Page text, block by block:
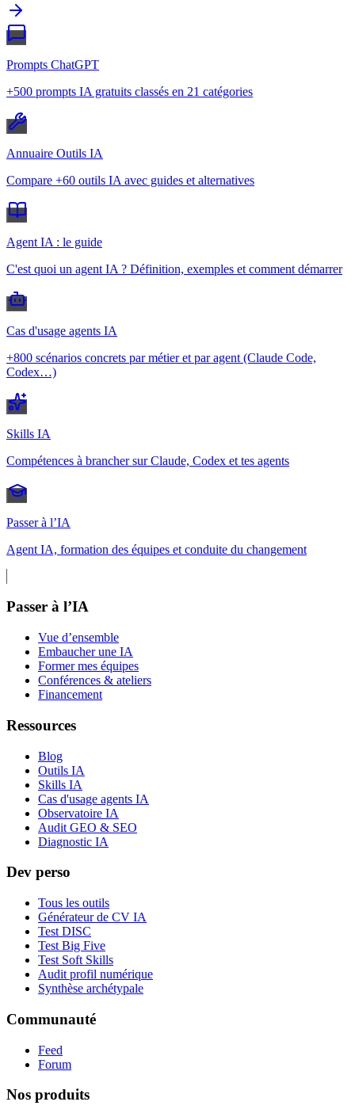
Prompts ChatGPT
+500 prompts IA gratuits classés en 21 catégories
Annuaire Outils IA
Compare +60 outils IA avec guides et alternatives
Agent IA : le guide
C'est quoi un agent IA ? Définition, exemples et comment démarrer
Cas d'usage agents IA
+800 scénarios concrets par métier et par agent (Claude Code,
Codex…)
Skills IA
Compétences à brancher sur Claude, Codex et tes agents
Passer à l’IA
Agent IA, formation des équipes et conduite du changement
Passer à l’IA
Vue d’ensemble
Embaucher une IA
Former mes équipes
Conférences & ateliers
Financement
Ressources
Blog
Outils IA
Skills IA
Cas d'usage agents IA
Observatoire IA
Audit GEO & SEO
Diagnostic IA
Dev perso
Tous les outils
Générateur de CV IA
Test DISC
Test Big Five
Test Soft Skills
Audit profil numérique
Synthèse archétypale
Communauté
Feed
Forum
Nos produits